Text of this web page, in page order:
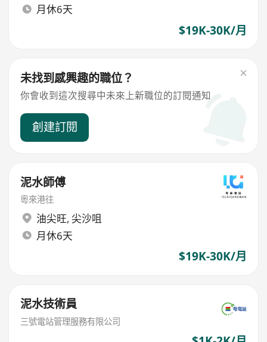
月休6天
$19K-30K/月
未找到感興趣的職位？
你會收到這次搜尋中未來上新職位的訂閱通知
創建訂閱
泥水師傅
粵來港往
油尖旺, 尖沙咀
月休6天
$19K-30K/月
泥水技術員
三號電站管理服務有限公司